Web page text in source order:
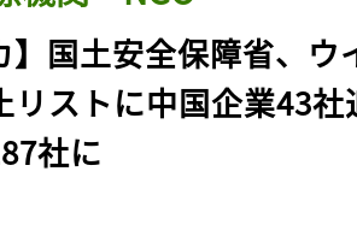
】国土安全保障省、ウ
リストに中国企業43社
社に